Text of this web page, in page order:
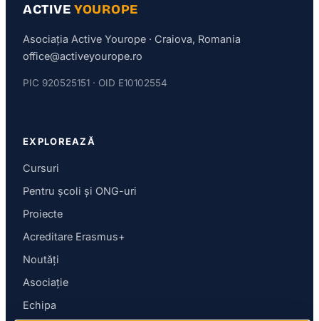
ACTIVEYOUROPE
Asociația Active Yourope · Craiova, Romania
office@activeyourope.ro
PIC 920525151 · OID E10102554
EXPLOREAZĂ
Cursuri
Pentru școli și ONG-uri
Proiecte
Acreditare Erasmus+
Noutăți
Asociație
Echipa